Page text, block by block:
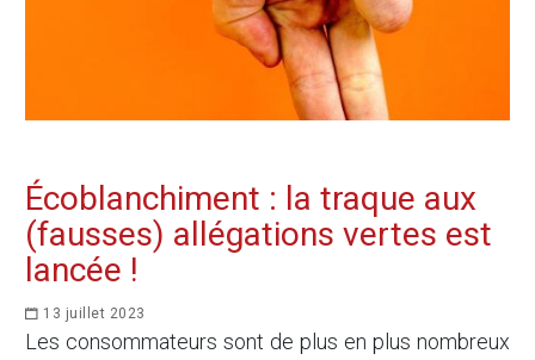
Écoblanchiment : la traque aux
(fausses) allégations vertes est
lancée !
13 juillet 2023
Les consommateurs sont de plus en plus nombreux